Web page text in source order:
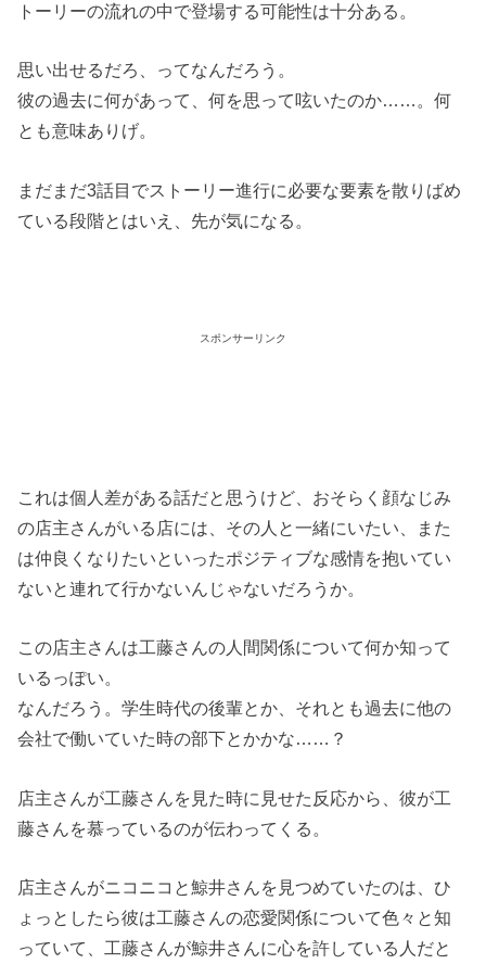
トーリーの流れの中で登場する可能性は十分ある。
思い出せるだろ、ってなんだろう。
彼の過去に何があって、何を思って呟いたのか……。何
とも意味ありげ。
まだまだ3話目でストーリー進行に必要な要素を散りばめ
ている段階とはいえ、先が気になる。
スポンサーリンク
これは個人差がある話だと思うけど、おそらく顔なじみ
の店主さんがいる店には、その人と一緒にいたい、また
は仲良くなりたいといったポジティブな感情を抱いてい
ないと連れて行かないんじゃないだろうか。
この店主さんは工藤さんの人間関係について何か知って
いるっぽい。
なんだろう。学生時代の後輩とか、それとも過去に他の
会社で働いていた時の部下とかかな……？
店主さんが工藤さんを見た時に見せた反応から、彼が工
藤さんを慕っているのが伝わってくる。
店主さんがニコニコと鯨井さんを見つめていたのは、ひ
ょっとしたら彼は工藤さんの恋愛関係について色々と知
っていて、工藤さんが鯨井さんに心を許している人だと